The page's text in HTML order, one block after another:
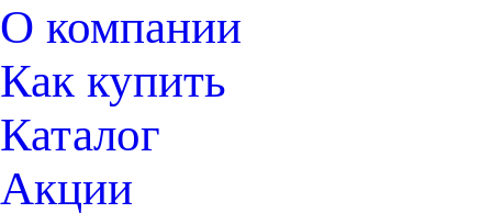
О компании
Как купить
Каталог
Акции